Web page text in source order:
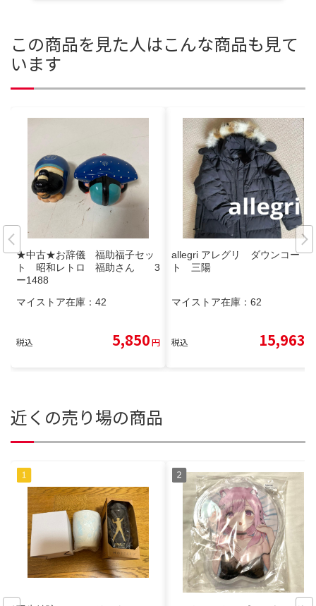
この商品を見た人はこんな商品も見て
います
★中古★お辞儀 福助福子セッ
ト 昭和レトロ 福助さん 3
ー1488
マイストア在庫： 42
税込 5,850円
allegri アレグリ ダウンコー
ト 三陽
マイストア在庫： 62
税込 15,963
近くの売り場の商品